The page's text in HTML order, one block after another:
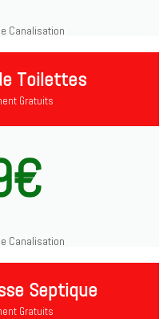
Canalisation
Toilettes
Gratuits
Canalisation
Septique
Gratuits